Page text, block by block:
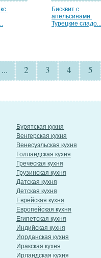
Бисквит с
апельсинами.
Турецкие сладо...
... 2 3 4 5
Бурятская кухня
Венгерская кухня
Венесуэльская кухня
Голландская кухня
Греческая кухня
Грузинская кухня
Датская кухня
Детская кухня
Еврейская кухня
Европейская кухня
Египетская кухня
Индийская кухня
Иорданская кухня
Иракская кухня
Ирландская кухня